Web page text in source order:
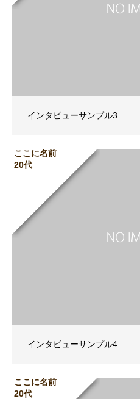
インタビューサンプル3
ここに名前
20代
インタビューサンプル4
ここに名前
20代